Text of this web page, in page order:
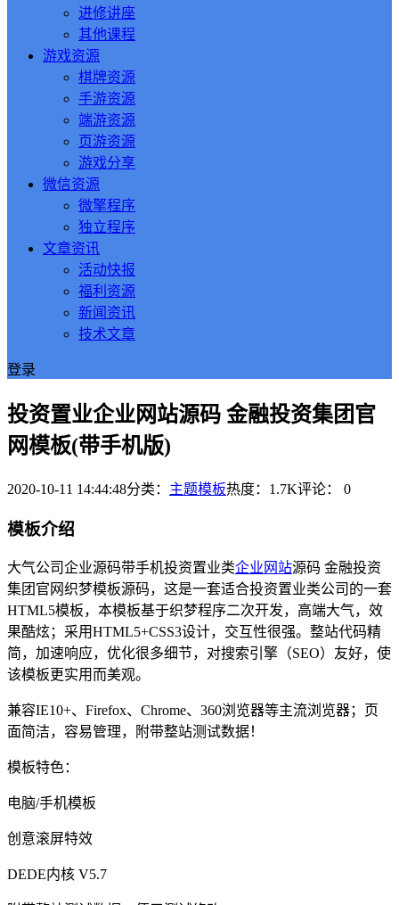
进修讲座
其他课程
游戏资源
棋牌资源
手游资源
端游资源
页游资源
游戏分享
微信资源
微擎程序
独立程序
文章资讯
活动快报
福利资源
新闻资讯
技术文章
登录
投资置业企业网站源码 金融投资集团官
网模板(带手机版)
2020-10-11 14:44:48分类： 主题模板热度：1.7K评论： 0
模板介绍
大气公司企业源码带手机投资置业类企业网站源码 金融投资
集团官网织梦模板源码，这是一套适合投资置业类公司的一套
HTML5模板，本模板基于织梦程序二次开发，高端大气，效
果酷炫；采用HTML5+CSS3设计，交互性很强。整站代码精
简，加速响应，优化很多细节，对搜索引擎（SEO）友好，使
该模板更实用而美观。
兼容IE10+、Firefox、Chrome、360浏览器等主流浏览器；页
面简洁，容易管理，附带整站测试数据！
模板特色：
电脑/手机模板
创意滚屏特效
DEDE内核 V5.7